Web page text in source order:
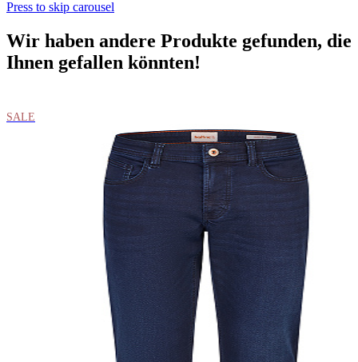
Press to skip carousel
Wir haben andere Produkte gefunden, die
Ihnen gefallen könnten!
SALE